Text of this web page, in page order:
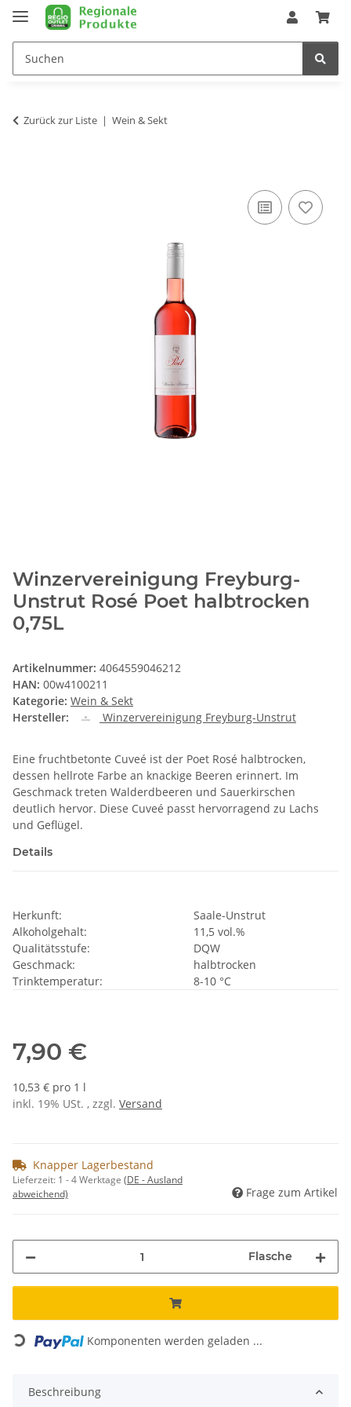
Zurück zur Liste Wein & Sekt
Winzervereinigung Freyburg-
Unstrut Rosé Poet halbtrocken
0,75L
Artikelnummer: 4064559046212
HAN: 00w4100211
Kategorie: Wein & Sekt
Hersteller:
Winzervereinigung Freyburg-Unstrut
Eine fruchtbetonte Cuveé ist der Poet Rosé halbtrocken,
dessen hellrote Farbe an knackige Beeren erinnert. Im
Geschmack treten Walderdbeeren und Sauerkirschen
deutlich hervor. Diese Cuveé passt hervorragend zu Lachs
und Geflügel.
Details
Herkunft:
Saale-Unstrut
Alkoholgehalt:
11,5 vol.%
Qualitätsstufe:
DQW
Geschmack:
halbtrocken
Trinktemperatur:
8-10 °C
7,90 €
10,53 € pro 1 l
inkl. 19% USt. , zzgl. Versand
Knapper Lagerbestand
Lieferzeit: 1 - 4 Werktage (DE - Ausland
abweichend)
Frage zum Artikel
Flasche
Loading... Komponenten werden geladen ...
Beschreibung